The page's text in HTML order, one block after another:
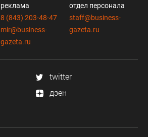
реклама
8 (843) 203-48-47
mir@business-
gazeta.ru
отдел персонала
staff@business-
gazeta.ru
twitter
дзен